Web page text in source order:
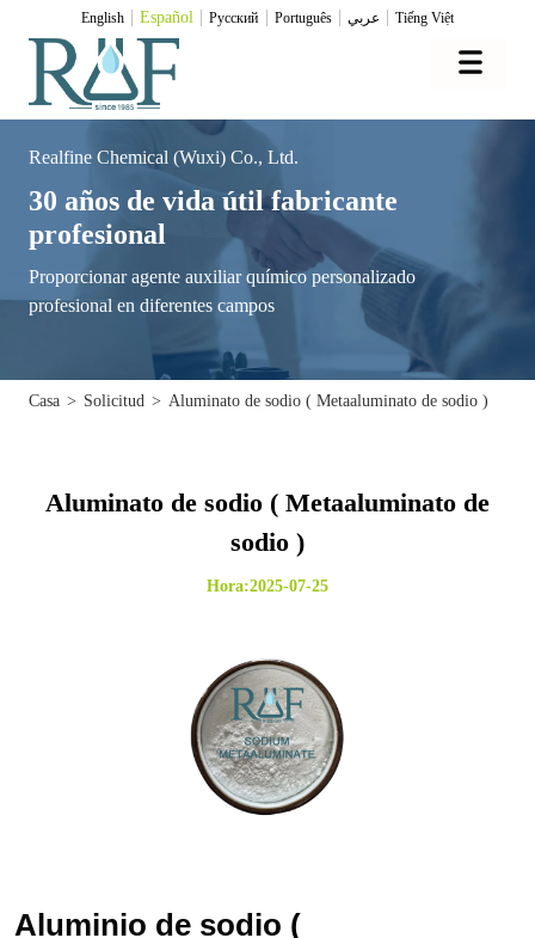
English Español Pусский Português عربي Tiếng Việt
Realfine Chemical (Wuxi) Co., Ltd.
30 años de vida útil fabricante
profesional
Proporcionar agente auxiliar químico personalizado
profesional en diferentes campos
Casa > Solicitud > Aluminato de sodio ( Metaaluminato de sodio )
Aluminato de sodio ( Metaaluminato de
sodio )
Hora:2025-07-25